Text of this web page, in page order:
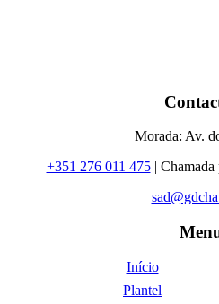
Morada: Av.
+351 276 011 475| Chamada
Início
Plantel